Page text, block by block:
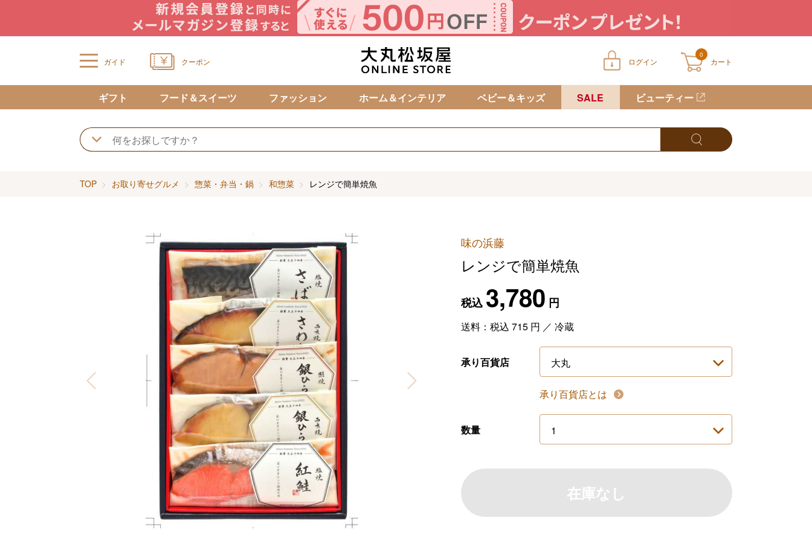
ガイド クーポン ログイン
0
カート
カートに商品が入っていません
ギフト フード＆スイーツ ファッション ホーム＆インテリア ベビー＆キッズ SALE ビューティー
TOP お取り寄せグルメ 惣菜・弁当・鍋 和惣菜 レンジで簡単焼魚
味の浜藤
レンジで簡単焼魚
税込3,780 円
送料：税込 715円 ／ 冷蔵
承り百貨店
承り百貨店とは
数量
在庫なし